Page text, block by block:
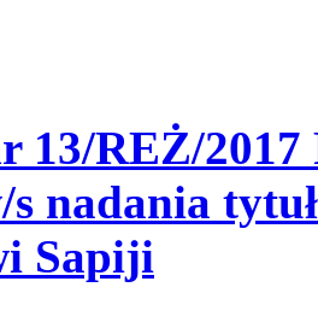
13/REŻ/
nadania
Sapiji